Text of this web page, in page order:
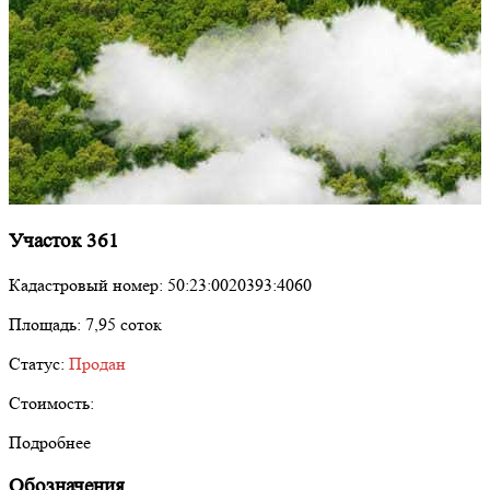
Участок 361
Кадастровый номер: 50:23:0020393:4060
Площадь: 7,95 соток
Статус: Продан
Стоимость:
Подробнее